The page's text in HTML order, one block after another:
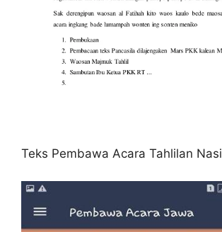
Teks Pembawa Acara Tahlilan Nasi